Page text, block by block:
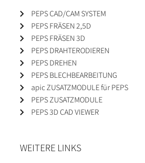
PEPS CAD/CAM SYSTEM
PEPS FRÄSEN 2,5D
PEPS FRÄSEN 3D
PEPS DRAHTERODIEREN
PEPS DREHEN
PEPS BLECHBEARBEITUNG
apic ZUSATZMODULE für PEPS
PEPS ZUSATZMODULE
PEPS 3D CAD VIEWER
WEITERE LINKS